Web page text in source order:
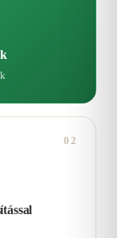
02